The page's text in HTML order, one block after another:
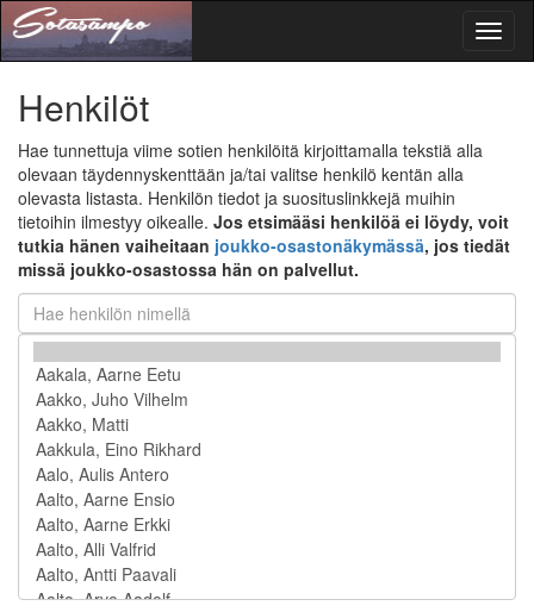
Henkilöt
Hae tunnettuja viime sotien henkilöitä kirjoittamalla tekstiä alla
olevaan täydennyskenttään ja/tai valitse henkilö kentän alla
olevasta listasta. Henkilön tiedot ja suosituslinkkejä muihin
tietoihin ilmestyy oikealle. Jos etsimääsi henkilöä ei löydy, voit
tutkia hänen vaiheitaan joukko-osastonäkymässä, jos tiedät
missä joukko-osastossa hän on palvellut.